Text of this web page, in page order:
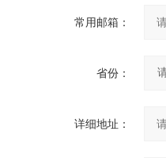
常用邮箱：
省份：
详细地址：